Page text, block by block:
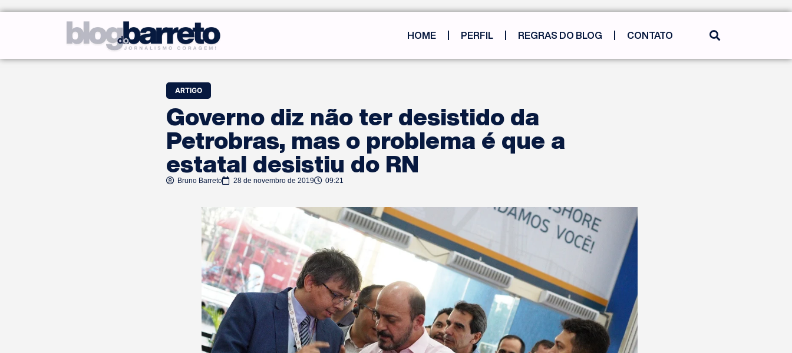
HOME PERFIL REGRAS DO BLOG CONTATO
ARTIGO
Governo diz não ter desistido da
Petrobras, mas o problema é que a
estatal desistiu do RN
Bruno Barreto 28 de novembro de 2019 09:21